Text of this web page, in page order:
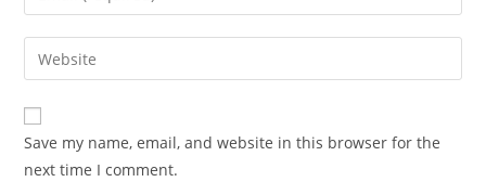
comment
your
email
address
comment
Enter
your
website
URL
(optional)
Save my name, email, and website in this browser for the
next time I comment.